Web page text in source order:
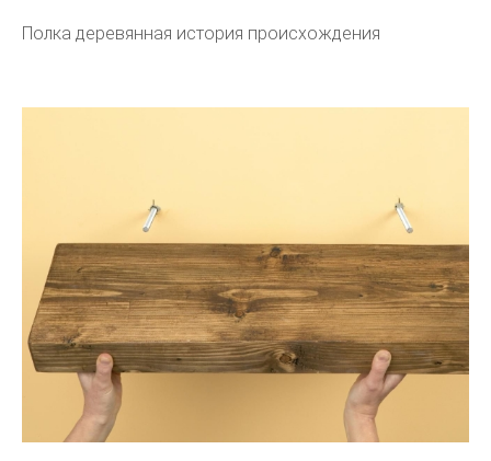
Полка деревянная история происхождения